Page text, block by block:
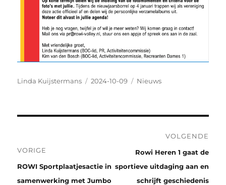
Auteur
Linda Kuijstermans
Geplaatst
2024-10-09 Categorieën
Nieuws
navigatie
VORIGE
Vorig
bericht:
ROWI Sportplaatjesactie in
samenwerking met Jumbo
VOLGENDE
Volgend
bericht:
Rowi Heren 1 gaat de
sportieve uitdaging aan en
schrijft geschiedenis